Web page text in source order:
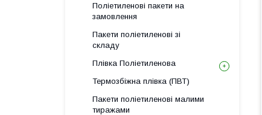
Поліетиленові пакети на
замовлення
Пакети поліетиленові зі
складу
Плівка Поліетиленова
Термозбіжна плівка (ПВТ)
Пакети поліетиленові малими
тиражами